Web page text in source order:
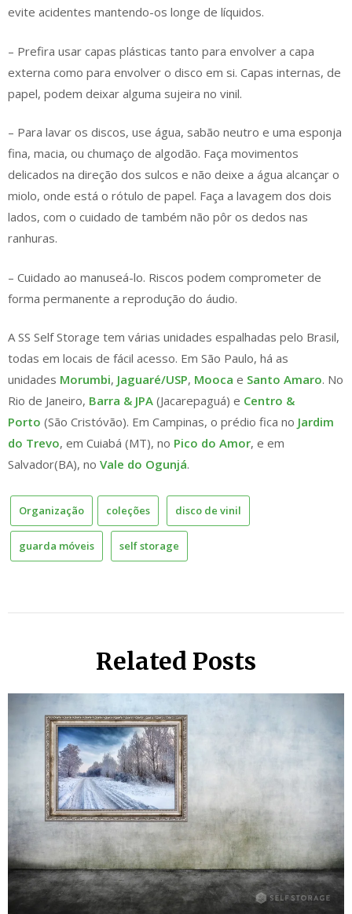
evite acidentes mantendo-os longe de líquidos.
– Prefira usar capas plásticas tanto para envolver a capa
externa como para envolver o disco em si. Capas internas, de
papel, podem deixar alguma sujeira no vinil.
– Para lavar os discos, use água, sabão neutro e uma esponja
fina, macia, ou chumaço de algodão. Faça movimentos
delicados na direção dos sulcos e não deixe a água alcançar o
miolo, onde está o rótulo de papel. Faça a lavagem dos dois
lados, com o cuidado de também não pôr os dedos nas
ranhuras.
– Cuidado ao manuseá-lo. Riscos podem comprometer de
forma permanente a reprodução do áudio.
A SS Self Storage tem várias unidades espalhadas pelo Brasil,
todas em locais de fácil acesso. Em São Paulo, há as
unidades Morumbi, Jaguaré/USP, Mooca e Santo Amaro. No
Rio de Janeiro, Barra & JPA (Jacarepaguá) e Centro &
Porto (São Cristóvão). Em Campinas, o prédio fica no Jardim
do Trevo, em Cuiabá (MT), no Pico do Amor, e em
Salvador(BA), no Vale do Ogunjá.
Organização coleções disco de vinil
guarda móveis self storage
Related Posts